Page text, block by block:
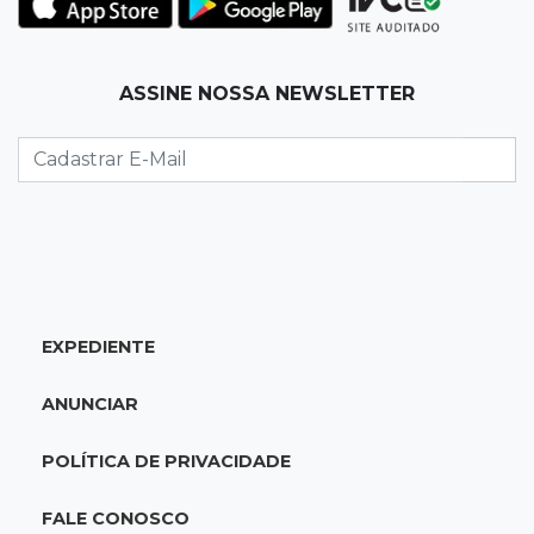
Palmeiras e Vasco confirmam vagas nas
Eleitorado aprova teste da urna, mas diz que
colinha será "fundamental"
Escolas municipais lideram notas do Ensino
ASSINE NOSSA NEWSLETTER
EXPEDIENTE
ANUNCIAR
POLÍTICA DE PRIVACIDADE
FALE CONOSCO